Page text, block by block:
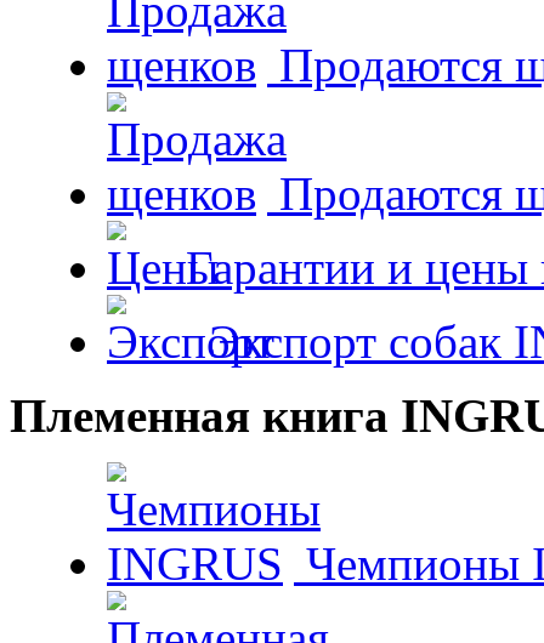
Продаются
Продаются
Гарантии и цены
Экспорт собак
Племенная книга
Чемпионы